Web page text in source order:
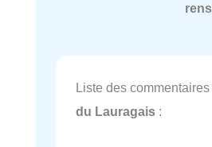
Liste des commentaires
du Lauragais :